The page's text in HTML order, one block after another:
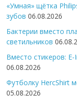
«Умная» щётка
зубов 06.08.2026
Бактерии вместо
светильников
Вместо стикеров:
06.08.2026
Футболку HercShirt
05.08.2026